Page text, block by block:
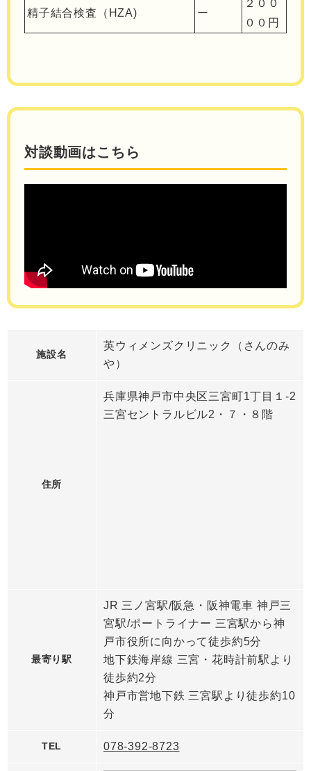
精子結合検査（HZA) ー
２００
００円
対談動画はこちら
施設名
英ウィメンズクリニック（さんのみ
や）
住所
兵庫県神戸市中央区三宮町1丁目１-2
三宮セントラルビル2・７・８階
最寄り駅
JR 三ノ宮駅/阪急・阪神電車 神戸三
宮駅/ポートライナー 三宮駅から神
戸市役所に向かって徒歩約5分
地下鉄海岸線 三宮・花時計前駅より
徒歩約2分
神戸市営地下鉄 三宮駅より徒歩約10
分
TEL 078-392-8723